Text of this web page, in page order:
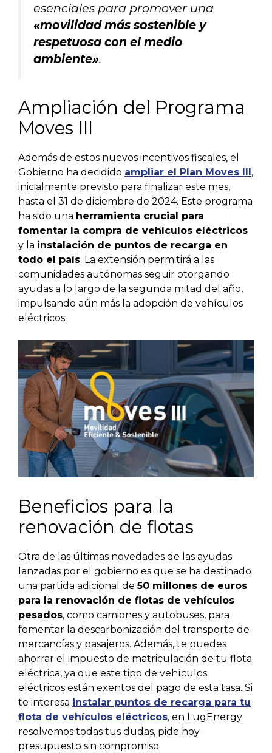
esenciales para promover una
«movilidad más sostenible y
respetuosa con el medio
ambiente».
Ampliación del Programa
Moves III
Además de estos nuevos incentivos fiscales, el
Gobierno ha decidido ampliar el Plan Moves III,
inicialmente previsto para finalizar este mes,
hasta el 31 de diciembre de 2024. Este programa
ha sido una herramienta crucial para
fomentar la compra de vehículos eléctricos
y la instalación de puntos de recarga en
todo el país. La extensión permitirá a las
comunidades autónomas seguir otorgando
ayudas a lo largo de la segunda mitad del año,
impulsando aún más la adopción de vehículos
eléctricos.
Beneficios para la
renovación de flotas
Otra de las últimas novedades de las ayudas
lanzadas por el gobierno es que se ha destinado
una partida adicional de50 millones de euros
para la renovación de flotas de vehículos
pesados, como camiones y autobuses, para
fomentar la descarbonización del transporte de
mercancías y pasajeros. Además, te puedes
ahorrar el impuesto de matriculación de tu flota
eléctrica, ya que este tipo de vehículos
eléctricos están exentos del pago de esta tasa. Si
te interesa instalar puntos de recarga para tu
flota de vehículos eléctricos, en LugEnergy
resolvemos todas tus dudas, pide hoy
presupuesto sin compromiso.